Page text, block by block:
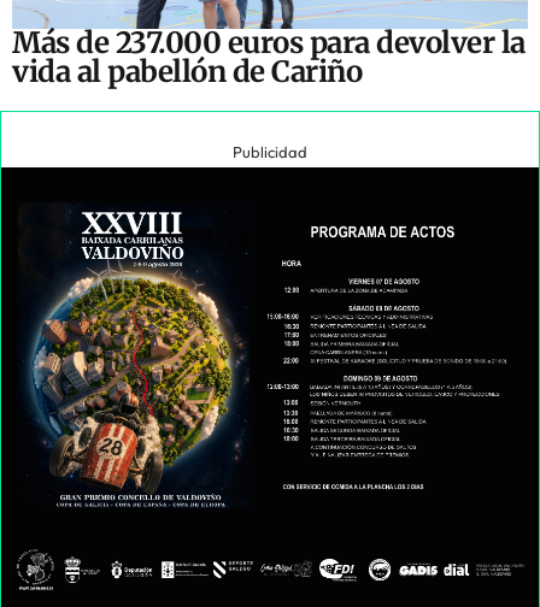
Más de 237.000 euros para devolver la
vida al pabellón de Cariño
Publicidad